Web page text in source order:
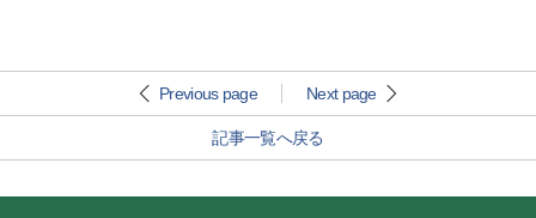
Previous page Next page
記事一覧へ戻る